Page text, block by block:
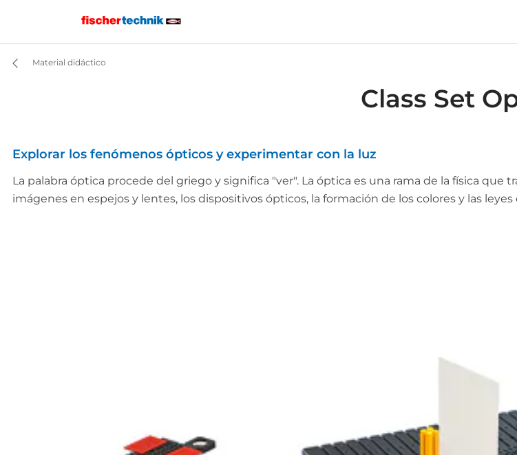
Material didáctico
Class Set
Explorar los fenómenos ópticos y experimentar con la luz
La palabra óptica procede del griego y significa "ver". La óptica es una rama de la física que
imágenes en espejos y lentes, los dispositivos ópticos, la formación de los colores y las